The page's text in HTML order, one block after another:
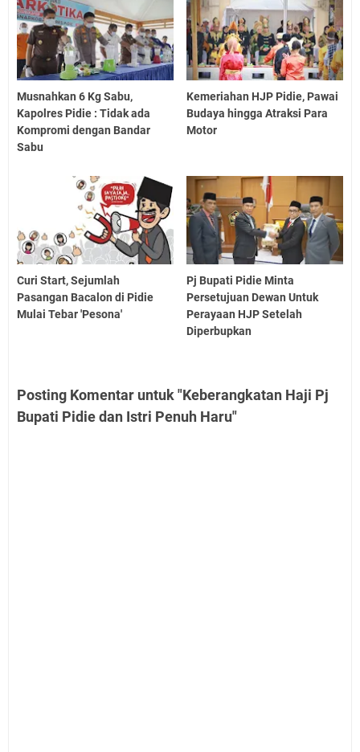
Musnahkan 6 Kg Sabu,
Kapolres Pidie : Tidak ada
Kompromi dengan Bandar
Sabu
Kemeriahan HJP Pidie, Pawai
Budaya hingga Atraksi Para
Motor
Curi Start, Sejumlah
Pasangan Bacalon di Pidie
Mulai Tebar 'Pesona'
Pj Bupati Pidie Minta
Persetujuan Dewan Untuk
Perayaan HJP Setelah
Diperbupkan
Posting Komentar untuk "Keberangkatan Haji Pj
Bupati Pidie dan Istri Penuh Haru"